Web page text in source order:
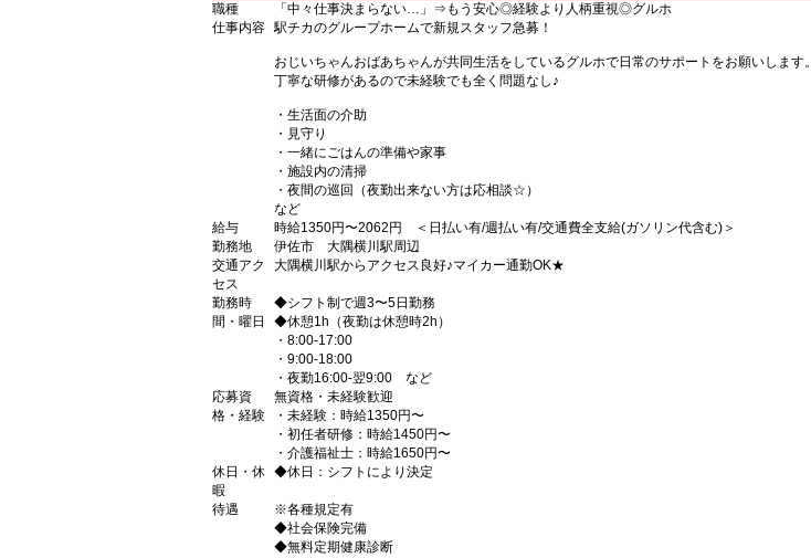
職種
「中々仕事決まらない…」⇒もう安心◎経験より人柄重視◎グルホ
仕事内容 駅チカのグループホームで新規スタッフ急募！
おじいちゃんおばあちゃんが共同生活をしているグルホで日常のサポートをお願いします。
丁寧な研修があるので未経験でも全く問題なし♪
・生活面の介助
・見守り
・一緒にごはんの準備や家事
・施設内の清掃
・夜間の巡回（夜勤出来ない方は応相談☆）
など
給与
時給1350円〜2062円 ＜日払い有/週払い有/交通費全支給(ガソリン代含む)＞
勤務地
伊佐市 大隅横川駅周辺
交通アク
セス
大隅横川駅からアクセス良好♪マイカー通勤OK★
勤務時
間・曜日
◆シフト制で週3〜5日勤務
◆休憩1h（夜勤は休憩時2h）
・8:00-17:00
・9:00-18:00
・夜勤16:00-翌9:00 など
応募資
格・経験
無資格・未経験歓迎
・未経験：時給1350円〜
・初任者研修：時給1450円〜
・介護福祉士：時給1650円〜
休日・休
暇
◆休日：シフトにより決定
待遇
※各種規定有
◆社会保険完備
◆無料定期健康診断